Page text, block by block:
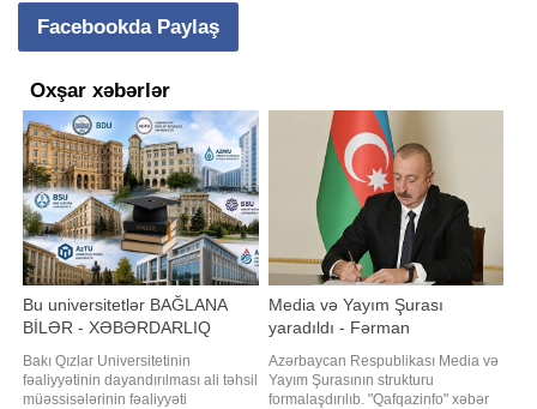
Facebookda Paylaş
Oxşar xəbərlər
Bu universitetlər BAĞLANA
BİLƏR - XƏBƏRDARLIQ
Bakı Qızlar Universitetinin
fəaliyyətinin dayandırılması ali təhsil
müəssisələrinin fəaliyyəti
Media və Yayım Şurası
yaradıldı - Fərman
Azərbaycan Respublikası Media və
Yayım Şurasının strukturu
formalaşdırılıb. "Qafqazinfo" xəbər